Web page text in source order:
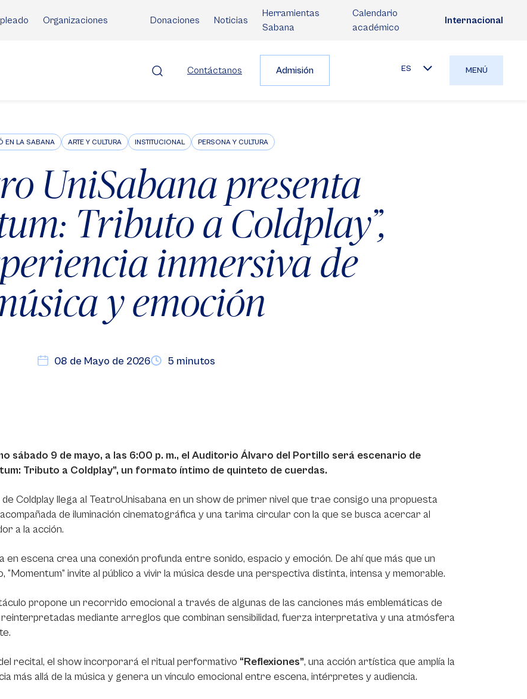
Organizaciones Donaciones Noticias
Herramientas
Sabana
Calendario
académico
Internacional
Contáctanos Admisión ES MENÚ
EN LA SABANA ARTE Y CULTURA INSTITUCIONAL PERSONA Y CULTURA
UniSabana presenta
Tributo a Coldplay”,
inmersiva de
y emoción
08 de Mayo de 2026 5 minutos
sábado 9 de mayo, a las 6:00 p. m., el Auditorio Álvaro del Portillo será escenario de
Tributo a Coldplay”, un formato íntimo de quinteto de cuerdas.
Coldplay llega al TeatroUnisabana en un show de primer nivel que trae consigo una propuesta
de iluminación cinematográfica y una tarima circular con la que se busca acercar al
a la acción.
en escena crea una conexión profunda entre sonido, espacio y emoción. De ahí que más que un
“Momentum” invite al público a vivir la música desde una perspectiva distinta, intensa y memorable.
propone un recorrido emocional a través de algunas de las canciones más emblemáticas de
reinterpretadas mediante arreglos que combinan sensibilidad, fuerza interpretativa y una atmósfera
recital, el show incorporará el ritual performativo “Reflexiones”, una acción artística que amplía la
más allá de la música y genera un vínculo emocional entre escena, intérpretes y audiencia.